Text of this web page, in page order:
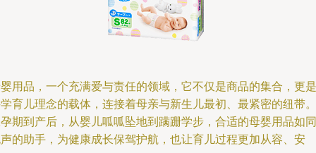
用品，一个充满爱与责任的领域，它不仅是商品的集合，更是
育儿理念的载体，连接着母亲与新生儿最初、最紧密的纽带。
期到产后，从婴儿呱呱坠地到蹒跚学步，合适的母婴用品如同
的助手，为健康成长保驾护航，也让育儿过程更加从容、安